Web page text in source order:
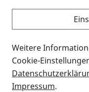
Sie möchten
suchen und dieses
können? Schauen
Thema Infomaterial
für blinde und
Auf dieser Seite
Weitere
Cookie-
Impressum.